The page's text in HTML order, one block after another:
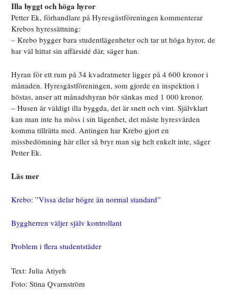
Illa byggt och höga hyror
Petter Ek, förhandlare på Hyresgästföreningen kommenterar
Krebos hyressättning:
– Krebo bygger bara studentlägenheter och tar ut höga hyror, de
har väl hittat sin affärsidé där, säger han.
Hyran för ett rum på 34 kvadratmeter ligger på 4 600 kronor i
månaden. Hyresgästföreningen, som gjorde en inspektion i
höstas, anser att månadshyran bör sänkas med 1 000 kronor.
– Husen är väldigt illa byggda, det är snett och vint. Självklart
kan man inte ha möss i sin lägenhet, det måste hyresvärden
komma tillrätta med. Antingen har Krebo gjort en
missbedömning här eller så bryr man sig helt enkelt inte, säger
Petter Ek.
Läs mer
Krebo: ”Vissa delar högre än normal standard”
Byggherren väljer själv kontrollant
Problem i flera studentstäder
Text: Julia Atiyeh
Foto: Stina Qvarnström